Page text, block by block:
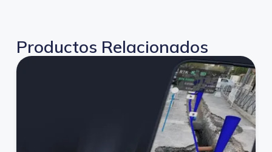
Productos Relacionados